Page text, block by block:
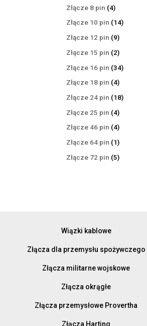
Złącze 8 pin 44
produkty
Złącze 10 pin 1414
Złącze 12 pin 99
produktów
Złącze 15 pin 22
produkty
Złącze 16 pin 3434
Złącze 18 pin 44
produkty
Złącze 24 pin 1818
Złącze 25 pin 44
produkty
Złącze 46 pin 44
produkty
Złącze 64 pin 11
produkt
Złącze 72 pin 55
Wiązki kablowe
Złącza dla przemysłu spożywczego
Złącza militarne wojskowe
Złącza okrągłe
Złącza przemysłowe Provertha
Złącza Harting